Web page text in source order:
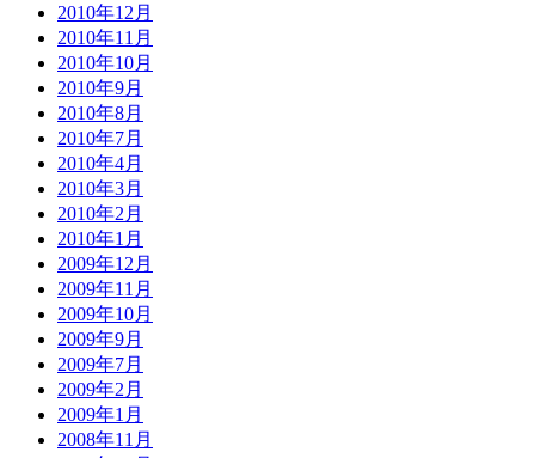
2010年12月
2010年11月
2010年10月
2010年9月
2010年8月
2010年7月
2010年4月
2010年3月
2010年2月
2010年1月
2009年12月
2009年11月
2009年10月
2009年9月
2009年7月
2009年2月
2009年1月
2008年11月